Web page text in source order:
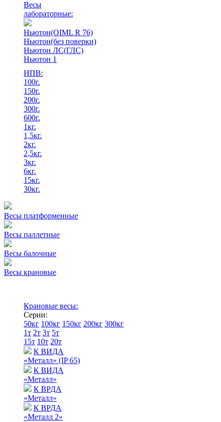
Весы
лабораторные:
Ньютон(OIML R 76)
Ньютон(без поверки)
Ньютон ЛС(ГЛС)
Ньютон 1
НПВ:
100г.
150г.
200г.
300г.
600г.
1кг.
1,5кг.
2кг.
2,5кг.
3кг.
6кг.
15кг.
30кг.
Весы платформенные
Весы паллетные
Весы балочные
Весы крановые
Крановые весы:
Серии:
50кг 100кг 150кг 200кг 300кг
1т 2т 3т 5т
15т 10т 20т
К ВИДА
«Металл» (IP 65)
К ВИДА
«Металл»
К ВРДА
«Металл»
К ВРДА
«Металл 2»